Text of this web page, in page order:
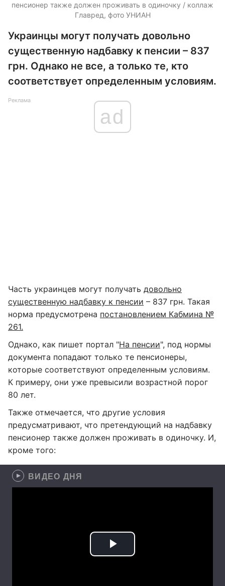
пенсионер также должен проживать в одиночку / коллаж
Главред, фото УНИАН
Украинцы могут получать довольно
существенную надбавку к пенсии – 837
грн. Однако не все, а только те, кто
соответствует определенным условиям.
Реклама
ad
Часть украинцев могут получать довольно
существенную надбавку к пенсии – 837 грн. Такая
норма предусмотрена постановлением Кабмина №
261.
Однако, как пишет портал "На пенсии", под нормы
документа попадают только те пенсионеры,
которые соответствуют определенным условиям.
К примеру, они уже превысили возрастной порог
80 лет.
Также отмечается, что другие условия
предусматривают, что претендующий на надбавку
пенсионер также должен проживать в одиночку. И,
кроме того:
ВИДЕО ДНЯ